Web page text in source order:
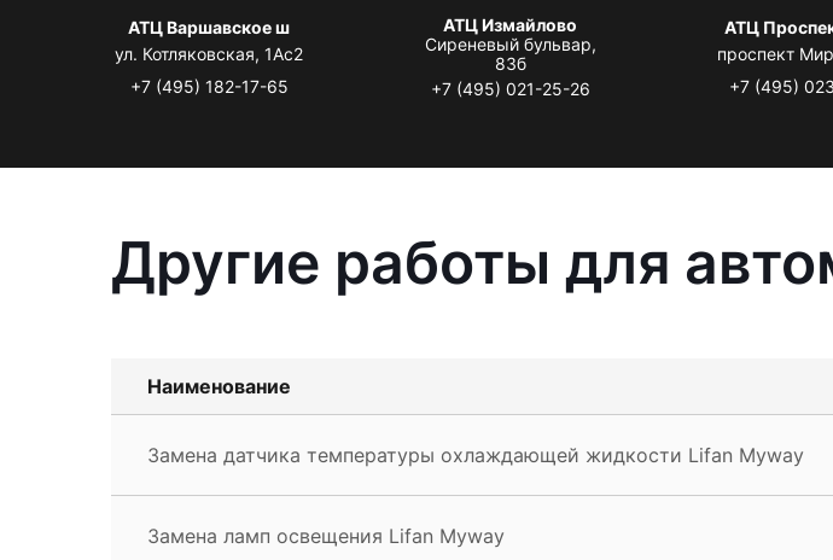
АТЦ Варшавское ш
ул. Котляковская, 1Ас2
+7 (495) 182-17-65
АТЦ Измайлово
Сиреневый бульвар,
83б
+7 (495) 021-25-26
АТЦ
проспект
+7 (495)
Другие работы для
Наименование
Замена датчика температуры охлаждающей жидкости Lifan Myway
Замена ламп освещения Lifan Myway